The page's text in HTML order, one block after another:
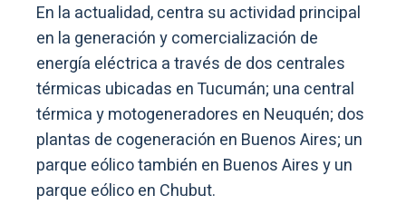
En la actualidad, centra su actividad principal
en la generación y comercialización de
energía eléctrica a través de dos centrales
térmicas ubicadas en Tucumán; una central
térmica y motogeneradores en Neuquén; dos
plantas de cogeneración en Buenos Aires; un
parque eólico también en Buenos Aires y un
parque eólico en Chubut.